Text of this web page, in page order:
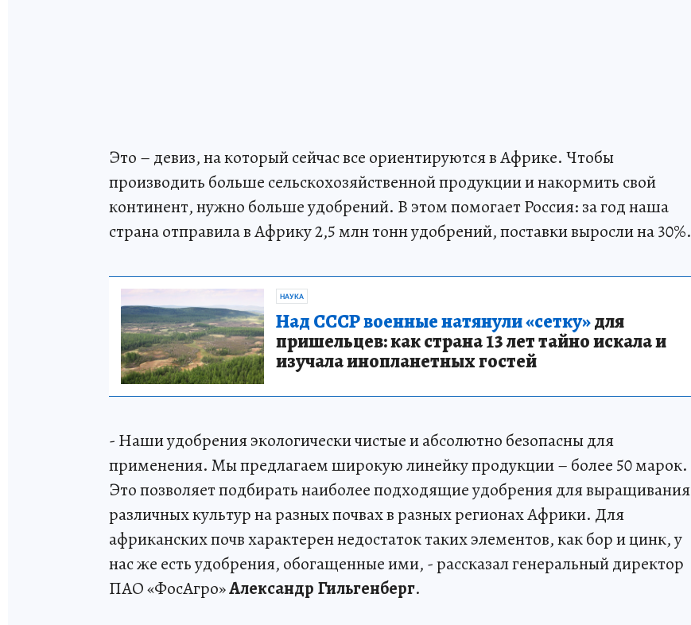
Это – девиз, на который сейчас все ориентируются в Африке. Чтобы
производить больше сельскохозяйственной продукции и накормить свой
континент, нужно больше удобрений. В этом помогает Россия: за год наша
страна отправила в Африку 2,5 млн тонн удобрений, поставки выросли на 30%.
НАУКА
Над СССР военные натянули «сетку»для
пришельцев: как страна 13 лет тайно искала и
изучала инопланетных гостей
- Наши удобрения экологически чистые и абсолютно безопасны для
применения. Мы предлагаем широкую линейку продукции – более 50 марок.
Это позволяет подбирать наиболее подходящие удобрения для выращивания
различных культур на разных почвах в разных регионах Африки. Для
африканских почв характерен недостаток таких элементов, как бор и цинк, у
нас же есть удобрения, обогащенные ими, - рассказал генеральный директор
ПАО «ФосАгро»Александр Гильгенберг.